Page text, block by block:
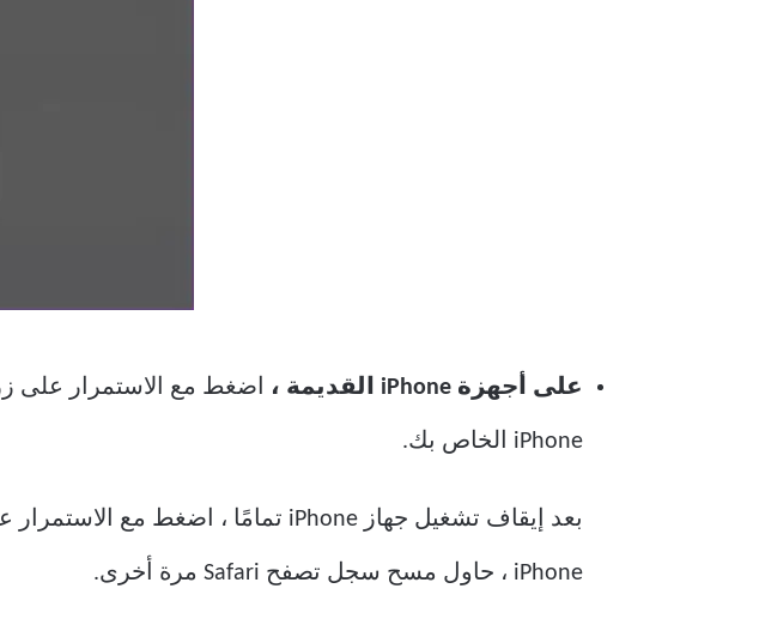
على أجهزة iPhone القديمة ،
iPhone الخاص بك.
iPhone ، حاول مسح سجل تصفح Safari مرة أخرى.